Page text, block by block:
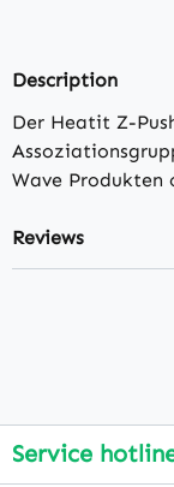
Description
Der Heatit Z-
Wave Produkten
Reviews
Service